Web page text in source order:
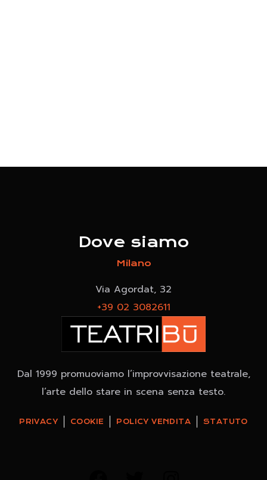
Dove siamo
Milano
Via Agordat, 32
+39 02 3082611
Dal 1999 promuoviamo l’improvvisazione teatrale,
l’arte dello stare in scena senza testo.
PRIVACY COOKIE POLICY VENDITA STATUTO